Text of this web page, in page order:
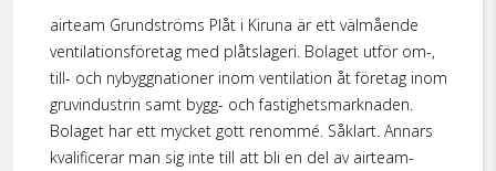
airteam Grundströms Plåt i Kiruna är ett välmående
ventilationsföretag med plåtslageri. Bolaget utför om-,
till- och nybyggnationer inom ventilation åt företag inom
gruvindustrin samt bygg- och fastighetsmarknaden.
Bolaget har ett mycket gott renommé. Såklart. Annars
kvalificerar man sig inte till att bli en del av airteam-